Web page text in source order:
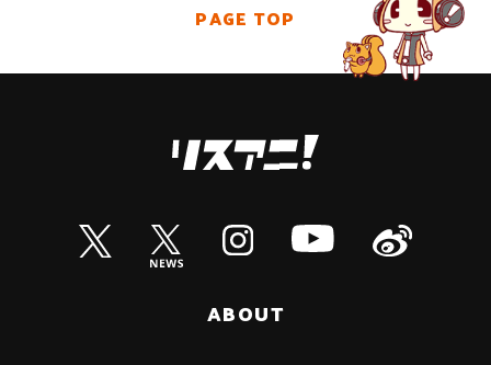
PAGE TOP
ABOUT